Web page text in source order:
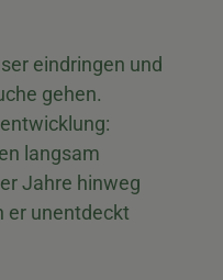
eindringen und
gehen.
langsam
Jahre hinweg
er unentdeckt